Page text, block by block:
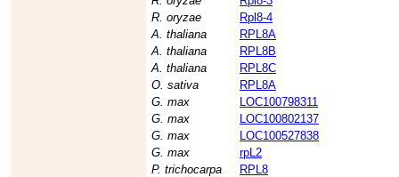
R. oryzae
Rpl8-4
A. thaliana
RPL8A
A. thaliana
RPL8B
A. thaliana
RPL8C
O. sativa
RPL8A
G. max
LOC100798311
G. max
LOC100802137
G. max
LOC100527838
G. max
rpL2
P. trichocarpa
RPL8